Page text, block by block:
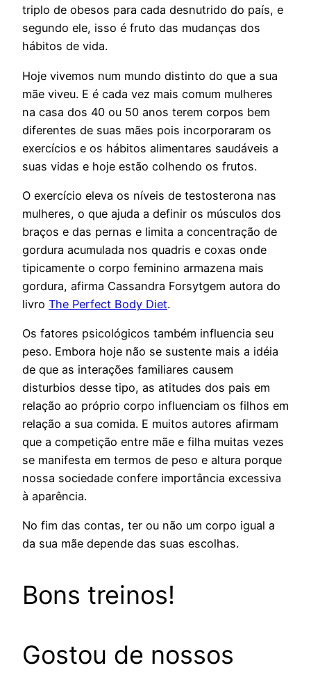
triplo de obesos para cada desnutrido do país, e
segundo ele, isso é fruto das mudanças dos
hábitos de vida.
Hoje vivemos num mundo distinto do que a sua
mãe viveu. E é cada vez mais comum mulheres
na casa dos 40 ou 50 anos terem corpos bem
diferentes de suas mães pois incorporaram os
exercícios e os hábitos alimentares saudáveis a
suas vidas e hoje estão colhendo os frutos.
O exercício eleva os níveis de testosterona nas
mulheres, o que ajuda a definir os músculos dos
braços e das pernas e limita a concentração de
gordura acumulada nos quadris e coxas onde
tipicamente o corpo feminino armazena mais
gordura, afirma Cassandra Forsytgem autora do
livro The Perfect Body Diet.
Os fatores psicológicos também influencia seu
peso. Embora hoje não se sustente mais a idéia
de que as interações familiares causem
disturbios desse tipo, as atitudes dos pais em
relação ao próprio corpo influenciam os filhos em
relação a sua comida. E muitos autores afirmam
que a competição entre mãe e filha muitas vezes
se manifesta em termos de peso e altura porque
nossa sociedade confere importância excessiva
à aparência.
No fim das contas, ter ou não um corpo igual a
da sua mãe depende das suas escolhas.
Bons treinos!
Gostou de nossos